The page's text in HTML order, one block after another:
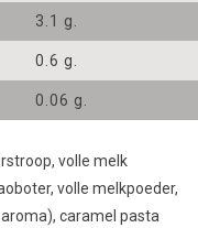
3.1 g.
0.6 g.
0.06 g.
, volle melk
, volle melkpoeder,
aroma), caramel pasta